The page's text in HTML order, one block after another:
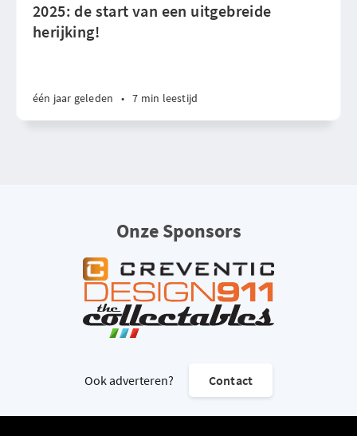
2025: de start van een uitgebreide
herijking!
één jaar geleden • 7 min leestijd
Onze Sponsors
Ook adverteren? Contact